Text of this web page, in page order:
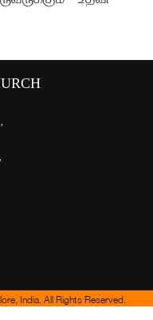
India. All Rights Reserved.